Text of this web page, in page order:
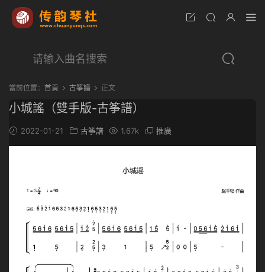
當前位置： 首頁 古筝譜 正文
小城謠（雙手版-古筝譜）
2022-01-21 古筝譜 1.67k 推廣